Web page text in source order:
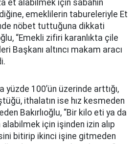
et alabilmek için sabahın
emeklilerin tabureleriyle Et
nöbet tuttuğuna dikkati
“Emekli zifiri karanlıkta çile
Başkanı altıncı makam aracı
yüzde 100’ün üzerinde arttığı,
ithalatın ise hız kesmeden
Bakırlıoğlu, “Bir kilo eti ya da
alabilmek için işinden izin alıp
bitirip ikinci işine gitmeden